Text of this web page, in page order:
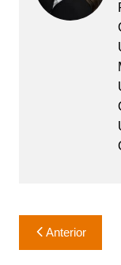
Navegación
de
Anterior